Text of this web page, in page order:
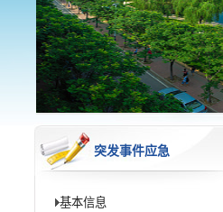
突发事件应急
基本信息